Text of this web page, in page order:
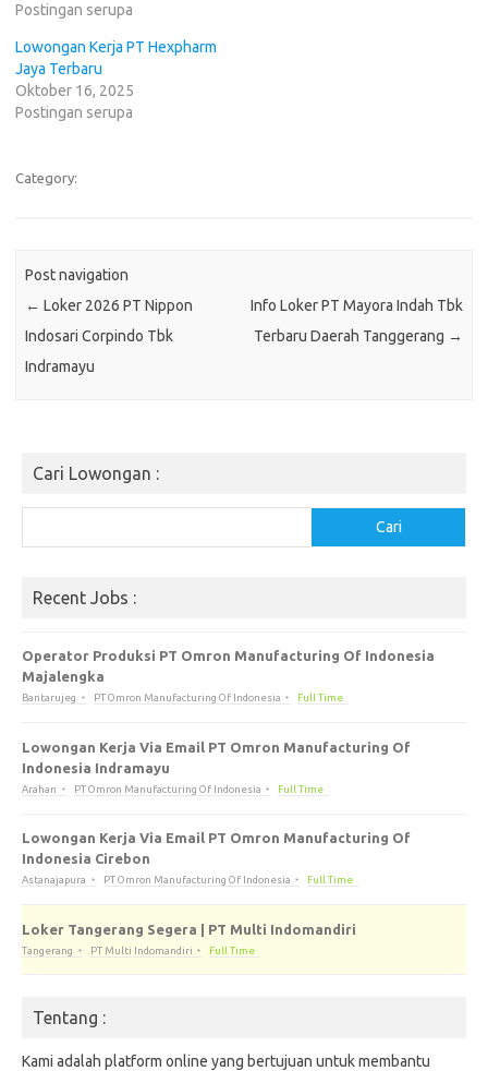
Postingan serupa
Lowongan Kerja PT Hexpharm
Jaya Terbaru
Oktober 16, 2025
Postingan serupa
Category:
Post navigation
← Loker 2026 PT Nippon
Indosari Corpindo Tbk
Indramayu
Info Loker PT Mayora Indah Tbk
Terbaru Daerah Tanggerang →
Cari Lowongan :
Cari
Recent Jobs :
Operator Produksi PT Omron Manufacturing Of Indonesia
Majalengka
Bantarujeg PT Omron Manufacturing Of Indonesia Full Time
Lowongan Kerja Via Email PT Omron Manufacturing Of
Indonesia Indramayu
Arahan PT Omron Manufacturing Of Indonesia Full Time
Lowongan Kerja Via Email PT Omron Manufacturing Of
Indonesia Cirebon
Astanajapura PT Omron Manufacturing Of Indonesia Full Time
Loker Tangerang Segera | PT Multi Indomandiri
Tangerang PT Multi Indomandiri Full Time
Tentang :
Kami adalah platform online yang bertujuan untuk membantu